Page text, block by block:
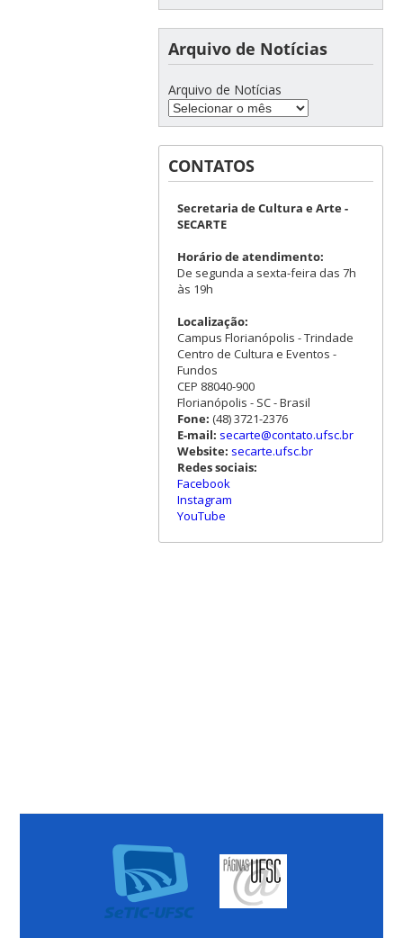
Arquivo de Notícias
Arquivo de Notícias
CONTATOS
Secretaria de Cultura e Arte -
SECARTE
Horário de atendimento:
De segunda a sexta-feira das 7h
às 19h
Localização:
Campus Florianópolis - Trindade
Centro de Cultura e Eventos -
Fundos
CEP 88040-900
Florianópolis - SC - Brasil
Fone: (48) 3721-2376
E-mail: secarte@contato.ufsc.br
Website: secarte.ufsc.br
Redes sociais:
Facebook
Instagram
YouTube